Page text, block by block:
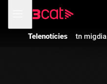
navegació
menú
de
Telenotícies tn migdia